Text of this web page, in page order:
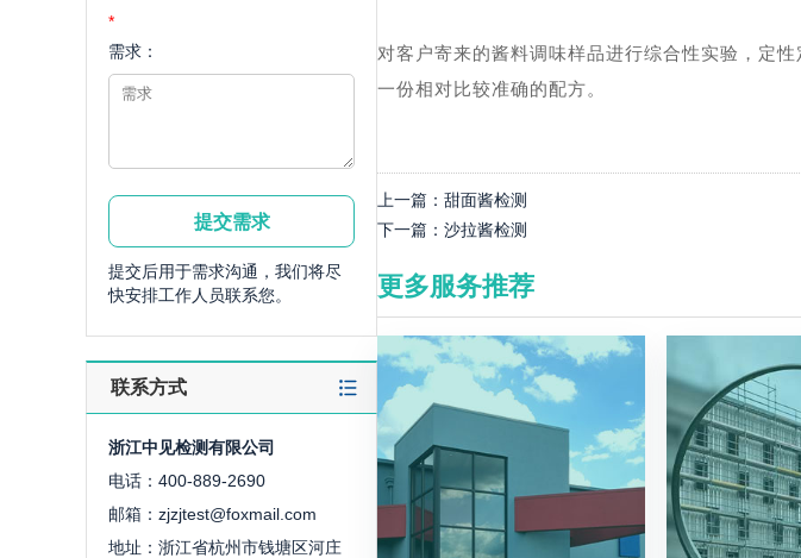
*
需求：
提交后用于需求沟通，我们将尽
快安排工作人员联系您。
联系方式
浙江中见检测有限公司
电话：400-889-2690
邮箱：zjzjtest@foxmail.com
地址：浙江省杭州市钱塘区河庄
对客户寄来的酱料调味样品进行综合性实验，定
一份相对比较准确的配方。
上一篇： 甜面酱检测
下一篇： 沙拉酱检测
更多服务推荐